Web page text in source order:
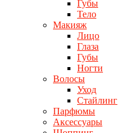
Губы
Тело
Макияж
Лицо
Глаза
Губы
Ногти
Волосы
Уход
Стайлинг
Парфюмы
Аксессуары